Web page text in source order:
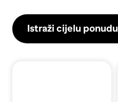
Istraži cijelu ponudu